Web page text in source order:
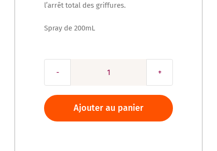
l’arrêt total des griffures.
Spray de 200mL
Anti-
Ajouter au panier